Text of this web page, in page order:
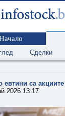
Сделки
евтини са
2026 13:17